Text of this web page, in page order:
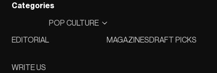
Categories
EDITORIAL
POP CULTURE
MAGAZINESDRAFT PICKS
WRITE US